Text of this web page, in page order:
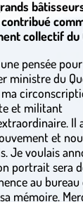
collectif du
pensée
ministre du
et militant
Il
et
Je voulais
portrait sera
au bureau
mémoire.